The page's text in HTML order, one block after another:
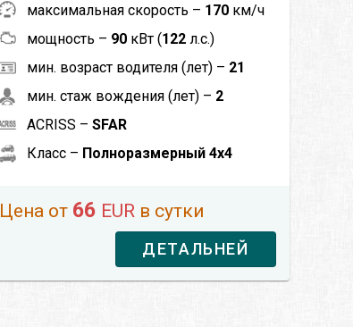
максимальная скорость – 170 км/ч
мощность – 90 кВт (122л.с.)
мин. возраст водителя (лет) – 21
мин. стаж вождения (лет) – 2
ACRISS – SFAR
Класс – Полноразмерный 4x4
Цена от 66 EUR в сутки
ДЕТАЛЬНЕЙ